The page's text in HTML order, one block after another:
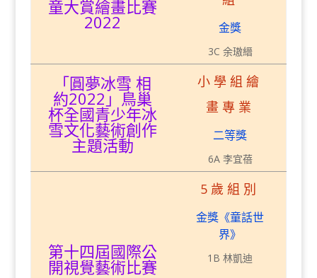
童大賞繪畫比賽
2022 金獎
3C 余璈縉
「圓夢冰雪 相
約2022」鳥巢
杯全國青少年冰
雪文化藝術創作
主題活動
小學組繪
畫專業
二等獎
6A 李宜蓓
第十四屆國際公
開視覺藝術比賽
5歲組別
金獎《童話世
界》
1B 林凱迪